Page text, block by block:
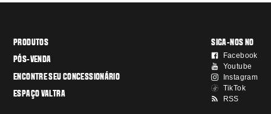
PRODUTOS
PÓS-VENDA
ENCONTRE SEU CONCESSIONÁRIO
ESPAÇO VALTRA
SIGA-NOS NO
Facebook
Youtube
Instagram
TikTok
RSS